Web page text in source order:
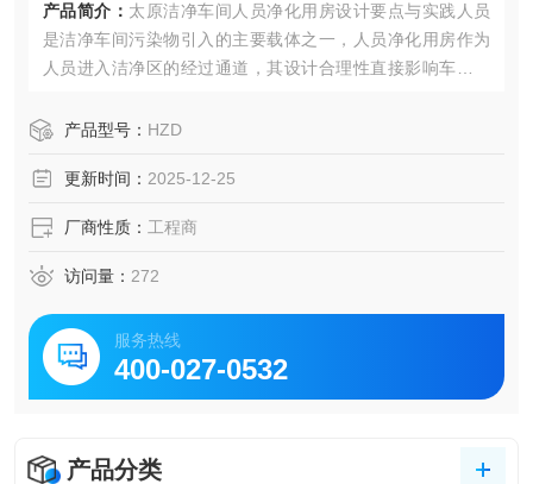
产品简介： 太原洁净车间人员净化用房设计要点与实践人员
是洁净车间污染物引入的主要载体之一，人员净化用房作为
人员进入洁净区的经过通道，其设计合理性直接影响车间洁
产品型号： HZD
更新时间： 2025-12-25
厂商性质： 工程商
访问量： 272
服务热线
400-027-0532
产品分类